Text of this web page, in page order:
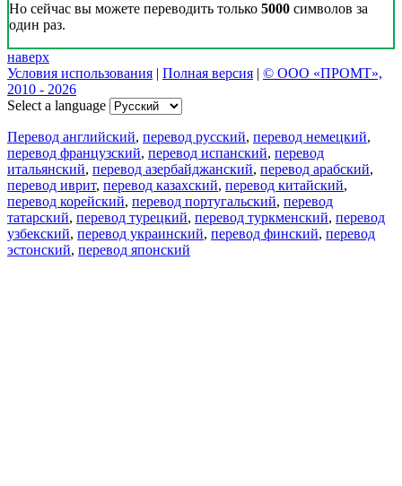
Но сейчас вы можете переводить только 5000 символов за
один раз.
наверх
Условия использования | Полная версия | © ООО «ПРОМТ»,
2010 - 2026
Select a language
Перевод английский, перевод русский, перевод немецкий,
перевод французский, перевод испанский, перевод
итальянский, перевод азербайджанский, перевод арабский,
перевод иврит, перевод казахский, перевод китайский,
перевод корейский, перевод португальский, перевод
татарский, перевод турецкий, перевод туркменский, перевод
узбекский, перевод украинский, перевод финский, перевод
эстонский, перевод японский